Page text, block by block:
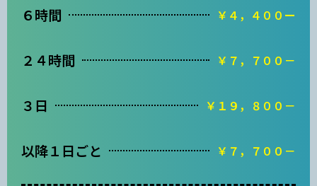
６時間 ￥４，４００ー
２４時間 ￥７，７００－
３日 ￥１９，８００－
以降１日ごと ￥７，７００－